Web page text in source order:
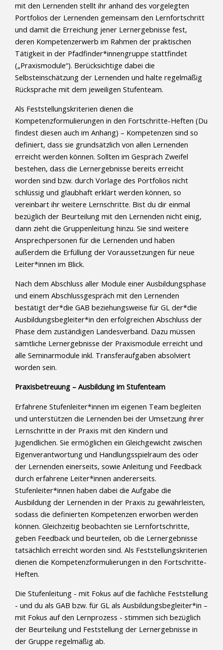
mit den Lernenden stellt ihr anhand des vorgelegten
Portfolios der Lernenden gemeinsam den Lernfortschritt
und damit die Erreichung jener Lernergebnisse fest,
deren Kompetenzerwerb im Rahmen der praktischen
Tätigkeit in der Pfadfinder*innengruppe stattfindet
(„Praxismodule“). Berücksichtige dabei die
Selbsteinschätzung der Lernenden und halte regelmäßig
Rücksprache mit dem jeweiligen Stufenteam.
Als Feststellungskriterien dienen die
Kompetenzformulierungen in den Fortschritte-Heften (Du
findest diesen auch im Anhang) – Kompetenzen sind so
definiert, dass sie grundsätzlich von allen Lernenden
erreicht werden können. Sollten im Gespräch Zweifel
bestehen, dass die Lernergebnisse bereits erreicht
worden sind bzw. durch Vorlage des Portfolios nicht
schlüssig und glaubhaft erklärt werden können, so
vereinbart ihr weitere Lernschritte. Bist du dir einmal
bezüglich der Beurteilung mit den Lernenden nicht einig,
dann zieht die Gruppenleitung hinzu. Sie sind weitere
Ansprechpersonen für die Lernenden und haben
außerdem die Erfüllung der Voraussetzungen für neue
Leiter*innen im Blick.
Nach dem Abschluss aller Module einer Ausbildungsphase
und einem Abschlussgespräch mit den Lernenden
bestätigt der*die GAB beziehungsweise für GL der*die
Ausbildungsbegleiter*in den erfolgreichen Abschluss der
Phase dem zuständigen Landesverband. Dazu müssen
sämtliche Lernergebnisse der Praxismodule erreicht und
alle Seminarmodule inkl. Transferaufgaben absolviert
worden sein.
Praxisbetreuung – Ausbildung im Stufenteam
Erfahrene Stufenleiter*innen im eigenen Team begleiten
und unterstützen die Lernenden bei der Umsetzung ihrer
Lernschritte in der Praxis mit den Kindern und
Jugendlichen. Sie ermöglichen ein Gleichgewicht zwischen
Eigenverantwortung und Handlungsspielraum des oder
der Lernenden einerseits, sowie Anleitung und Feedback
durch erfahrene Leiter*innen andererseits.
Stufenleiter*innen haben dabei die Aufgabe die
Ausbildung der Lernenden in der Praxis zu gewährleisten,
sodass die definierten Kompetenzen erworben werden
können. Gleichzeitig beobachten sie Lernfortschritte,
geben Feedback und beurteilen, ob die Lernergebnisse
tatsächlich erreicht worden sind. Als Feststellungskriterien
dienen die Kompetenzformulierungen in den Fortschritte-
Heften.
Die Stufenleitung - mit Fokus auf die fachliche Feststellung
- und du als GAB bzw. für GL als Ausbildungsbegleiter*in –
mit Fokus auf den Lernprozess - stimmen sich bezüglich
der Beurteilung und Feststellung der Lernergebnisse in
der Gruppe regelmäßig ab.